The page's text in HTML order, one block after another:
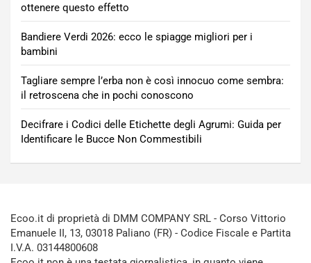
ottenere questo effetto
Bandiere Verdi 2026: ecco le spiagge migliori per i
bambini
Tagliare sempre l’erba non è così innocuo come sembra:
il retroscena che in pochi conoscono
Decifrare i Codici delle Etichette degli Agrumi: Guida per
Identificare le Bucce Non Commestibili
Ecoo.it di proprietà di DMM COMPANY SRL - Corso Vittorio
Emanuele II, 13, 03018 Paliano (FR) - Codice Fiscale e Partita
I.V.A. 03144800608